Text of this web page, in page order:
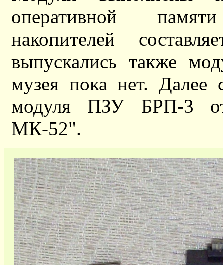
оперативной
накопителей
выпускались также
музея пока нет. Далее
модуля ПЗУ БРП-3 от
МК-52".